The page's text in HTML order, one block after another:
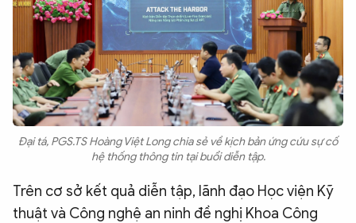
Đại tá, PGS.TS Hoàng Việt Long chia sẻ về kịch bản ứng cứu sự cố
hệ thống thông tin tại buổi diễn tập.
Trên cơ sở kết quả diễn tập, lãnh đạo Học viện Kỹ
thuật và Công nghệ an ninh đề nghị Khoa Công